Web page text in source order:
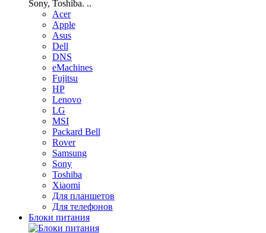
Sony, Toshiba. ..
Acer
Apple
Asus
Dell
DNS
eMachines
Fujitsu
HP
Lenovo
LG
MSI
Packard Bell
Rover
Samsung
Sony
Toshiba
Xiaomi
Для планшетов
Для телефонов
Блоки питания